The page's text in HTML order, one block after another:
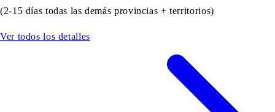
(2-15 días todas las demás provincias + territorios)
Ver todos los detalles